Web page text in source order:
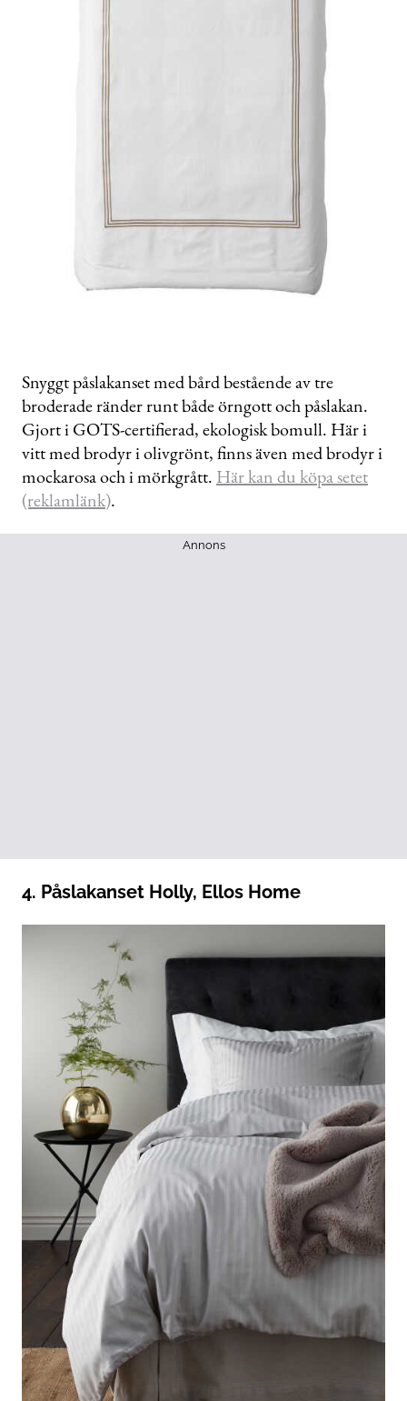
Snyggt påslakanset med bård bestående av tre
broderade ränder runt både örngott och påslakan.
Gjort i GOTS-certifierad, ekologisk bomull. Här i
vitt med brodyr i olivgrönt, finns även med brodyr i
mockarosa och i mörkgrått. Här kan du köpa setet
(reklamlänk).
Annons
4. Påslakanset Holly, Ellos Home